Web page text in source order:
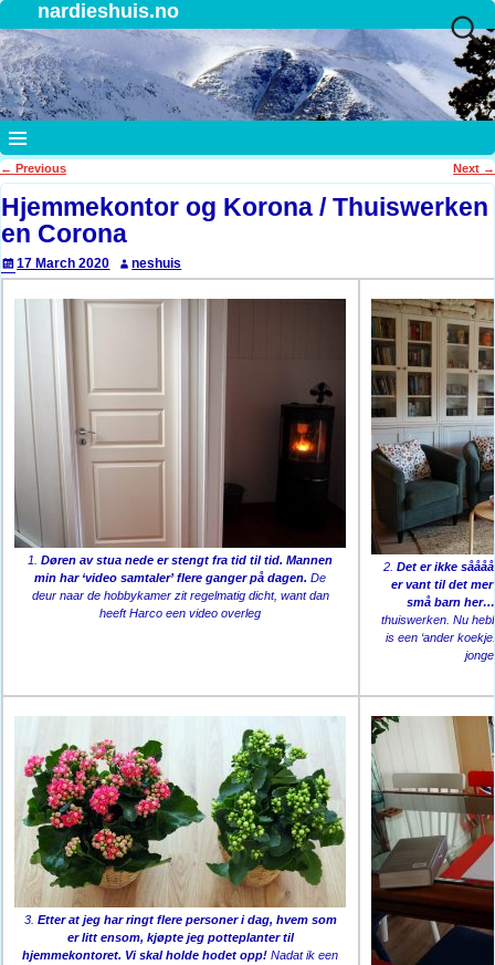
nardieshuis.no
Post navigation
← Previous Next →
Hjemmekontor og Korona / Thuiswerken
en Corona
17 March 2020 neshuis
1.Døren av stua nede er stengt fra tid til tid. Mannen
min har ‘video samtaler’ flere ganger på dagen. De
deur naar de hobbykamer zit regelmatig dicht, want dan
heeft Harco een video overleg
2. Det er ikke
er vant til det
små barn her…
thuiswerken. Nu
is een ‘ander
3. Etter at jeg har ringt flere personer i dag, hvem som
er litt ensom, kjøpte jeg potteplanter til
hjemmekontoret. Vi skal holde hodet opp! Nadat ik een